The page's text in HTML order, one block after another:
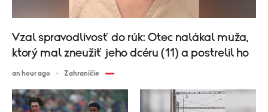
Vzal spravodlivosť do rúk: Otec nalákal muža,
ktorý mal zneužiť jeho dcéru (11) a postrelil ho
an hour ago Zahraničie